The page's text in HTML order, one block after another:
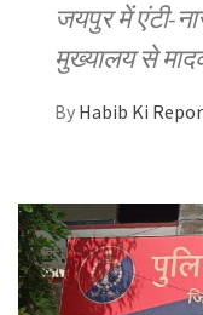
जयपुर में एंटी-
मुख्यालय से
By Habib Ki